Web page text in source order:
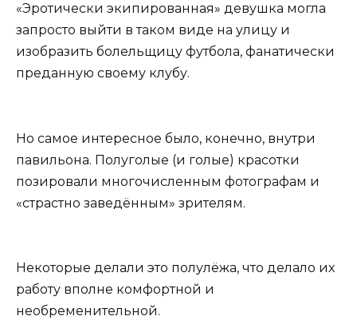
«Эротически экипированная» девушка могла
запросто выйти в таком виде на улицу и
изобразить болельщицу футбола, фанатически
преданную своему клубу.
Но самое интересное было, конечно, внутри
павильона. Полуголые (и голые) красотки
позировали многочисленным фотографам и
«страстно заведённым» зрителям.
Некоторые делали это полулёжа, что делало их
работу вполне комфортной и
необременительной.